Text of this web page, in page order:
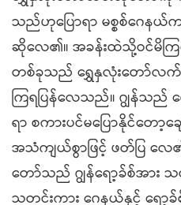
သည်ဟုပြောရာ မစ္စစ်ဂေန
ဆိုလေ၏။ အခန်းထဲသို့ဝင်မိကြ
တစ်ခုသည် ရွှေနှလုံးတော်လ
ကြရပြန်လေသည်။ ဂျွန်သည်
ရာ စကားပင်မပြောနိုင်တော့
အသံကျယ်စွာဖြင့် ဖတ်ပြ လေ
တော်သည် ဂျွန်ရော့ခ်စ်အား
သတင်းကား ဂေနယ်နှင့် ရော့